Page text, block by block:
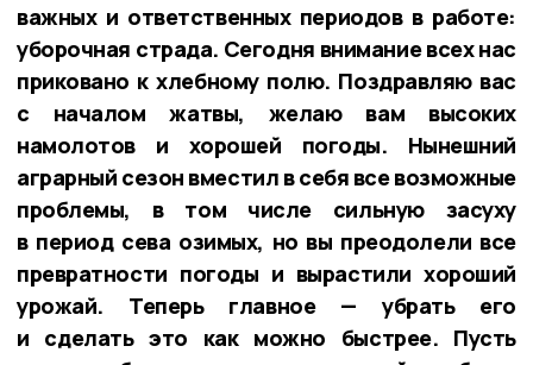
важных и ответственных периодов в работе:
уборочная страда. Сегодня внимание всех нас
приковано к хлебному полю. Поздравляю вас
с началом жатвы, желаю вам высоких
намолотов и хорошей погоды. Нынешний
аграрный сезон вместил в себя все возможные
проблемы, в том числе сильную засуху
в период сева озимых, но вы преодолели все
превратности погоды и вырастили хороший
урожай. Теперь главное — убрать его
и сделать это как можно быстрее. Пусть